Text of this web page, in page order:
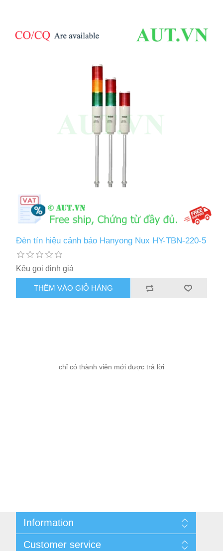
Đèn tín hiệu cảnh báo Hanyong Nux HY-TBN-220-5
Kêu gọi định giá
THÊM VÀO GIỎ HÀNG
chỉ có thành viên mới được trả lời
Information
Thông tin liên hệ
Customer service